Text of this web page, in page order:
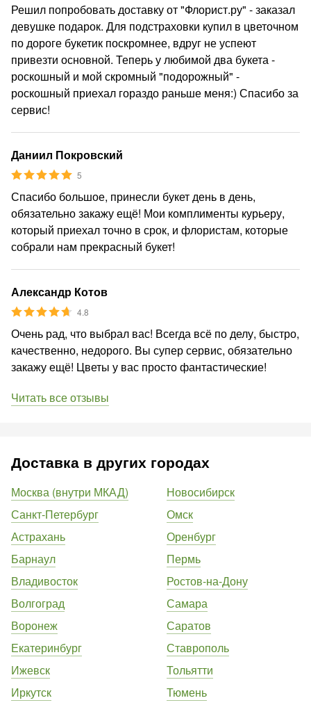
Решил попробовать доставку от "Флорист.ру" - заказал
девушке подарок. Для подстраховки купил в цветочном
по дороге букетик поскромнее, вдруг не успеют
привезти основной. Теперь у любимой два букета -
роскошный и мой скромный "подорожный" -
роскошный приехал гораздо раньше меня:) Спасибо за
сервис!
Даниил Покровский
5
Спасибо большое, принесли букет день в день,
обязательно закажу ещё! Мои комплименты курьеру,
который приехал точно в срок, и флористам, которые
собрали нам прекрасный букет!
Александр Котов
4.8
Очень рад, что выбрал вас! Всегда всё по делу, быстро,
качественно, недорого. Вы супер сервис, обязательно
закажу ещё! Цветы у вас просто фантастические!
Читать все отзывы
Доставка в других городах
Москва (внутри МКАД)
Санкт-Петербург
Астрахань
Барнаул
Владивосток
Волгоград
Воронеж
Екатеринбург
Ижевск
Иркутск
Новосибирск
Омск
Оренбург
Пермь
Ростов-на-Дону
Самара
Саратов
Ставрополь
Тольятти
Тюмень